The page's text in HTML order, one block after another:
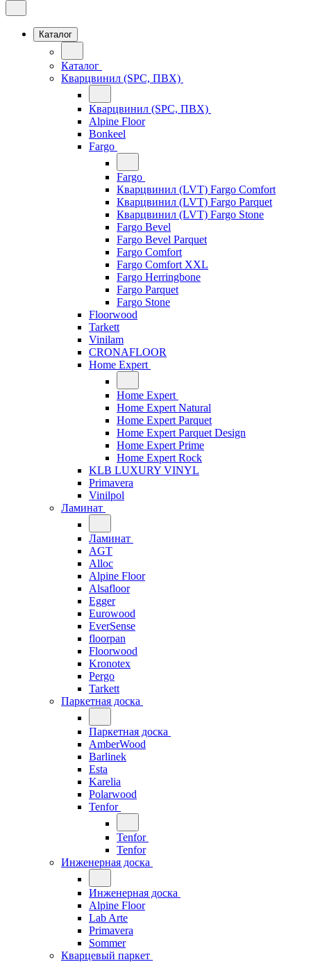
Каталог
Каталог
Кварцвинил (SPC, ПВХ)
Кварцвинил (SPC, ПВХ)
Alpine Floor
Bonkeel
Fargo
Fargo
Кварцвинил (LVT) Fargo Comfort
Кварцвинил (LVT) Fargo Parquet
Кварцвинил (LVT) Fargo Stone
Fargo Bevel
Fargo Bevel Parquet
Fargo Comfort
Fargo Comfort XXL
Fargo Herringbone
Fargo Parquet
Fargo Stone
Floorwood
Tarkett
Vinilam
CRONAFLOOR
Home Expert
Home Expert
Home Expert Natural
Home Expert Parquet
Home Expert Parquet Design
Home Expert Prime
Home Expert Rock
KLB LUXURY VINYL
Primavera
Vinilpol
Ламинат
Ламинат
AGT
Alloc
Alpine Floor
Alsafloor
Egger
Eurowood
EverSense
floorpan
Floorwood
Kronotex
Pergo
Tarkett
Паркетная доска
Паркетная доска
AmberWood
Barlinek
Esta
Karelia
Polarwood
Tenfor
Tenfor
Tenfor
Инженерная доска
Инженерная доска
Alpine Floor
Lab Arte
Primavera
Sommer
Кварцевый паркет